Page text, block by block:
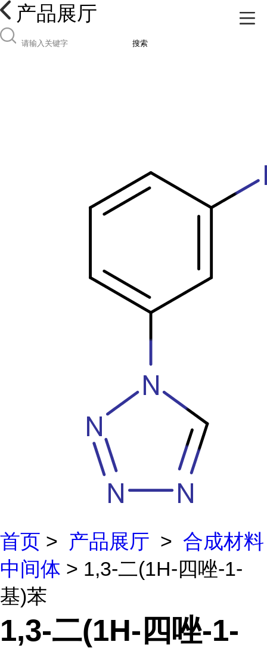
产品展厅
搜索
首页 > 产品展厅 > 合成材料
中间体 > 1,3-二(1H-四唑-1-
基)苯
1,3-二(1H-四唑-1-